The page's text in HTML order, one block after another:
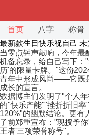
首页 八字 称骨
最新款生日快乐祝自己
当零点钟声敲响，今年最
机备忘录，给自己写下：
历'的限量卡牌。"这份
青年中形成风尚——它既
成长的宣言。
数据博主们发明了"个人
的"快乐产能""挫折折旧
120%"的幽默结论。更有
子前郑重宣布："现授予
王者'三项荣誉称号"。